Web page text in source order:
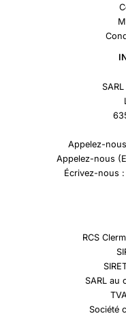
Appelez-
Appelez-nous
Écrivez-nous
RCS
SARL au
Société